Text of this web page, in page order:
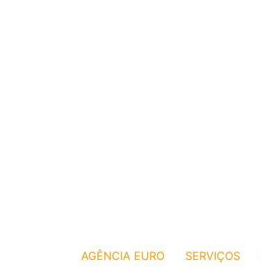
AGÊNCIA EURO SERVIÇOS